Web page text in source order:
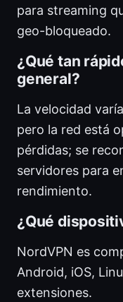
para streaming
geo-bloqueado.
¿Qué tan
general?
La velocidad
pero la red está
pérdidas; se
servidores para
rendimiento.
¿Qué
NordVPN es
Android, iOS,
extensiones.